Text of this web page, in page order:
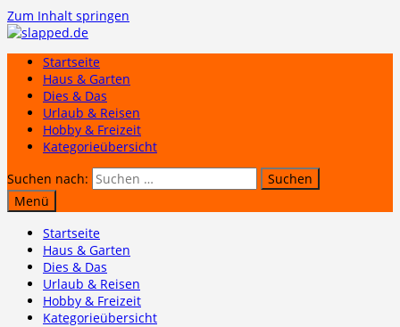
Zum Inhalt springen
Startseite
Haus & Garten
Dies & Das
Urlaub & Reisen
Hobby & Freizeit
Kategorieübersicht
Suchen nach:
Menü
Startseite
Haus & Garten
Dies & Das
Urlaub & Reisen
Hobby & Freizeit
Kategorieübersicht